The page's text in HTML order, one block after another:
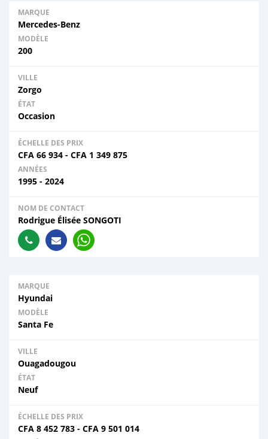
MARQUE
Mercedes-Benz
MODÈLE
200
VILLE
Zorgo
ÉTAT
Occasion
ÉCHELLE DES PRIX
CFA 66 934 - CFA 1 349 875
ANNÉES
1995 - 2024
NOM DE CONTACT
Rodrigue Élisée SONGOTI
MARQUE
Hyundai
MODÈLE
Santa Fe
VILLE
Ouagadougou
ÉTAT
Neuf
ÉCHELLE DES PRIX
CFA 8 452 783 - CFA 9 501 014